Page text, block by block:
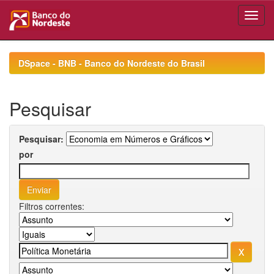
navigationDSpace - BNB - Banco do Nordeste do Brasil
Pesquisar
Pesquisar:
por
Filtros correntes: